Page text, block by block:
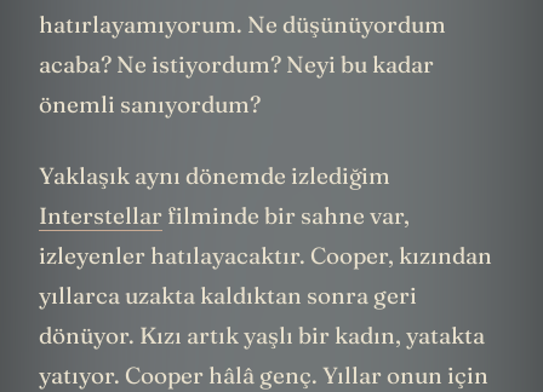
hatırlayamıyorum. Ne düşünüyordum
acaba? Ne istiyordum? Neyi bu kadar
önemli sanıyordum?
Yaklaşık aynı dönemde izlediğim
Interstellar filminde bir sahne var,
izleyenler hatılayacaktır. Cooper, kızından
yıllarca uzakta kaldıktan sonra geri
dönüyor. Kızı artık yaşlı bir kadın, yatakta
yatıyor. Cooper hâlâ genç. Yıllar onun için